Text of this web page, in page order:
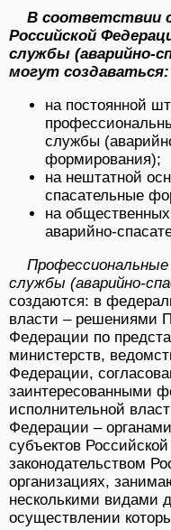
В соответствии
Российской
службы (аварийно-
могут создаваться:
на постоянной
службы
формирования);
на нештатной
спасательные
на
аварийно-
службы (аварийно-
создаются: в
власти – решениями
Федерации по
министерств,
Федерации,
заинтересованными
исполнительной
Федерации –
субъектов
законодательством
организациях,
несколькими видами
осуществлении